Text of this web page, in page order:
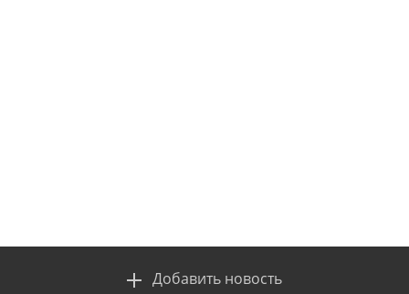
Добавить новость